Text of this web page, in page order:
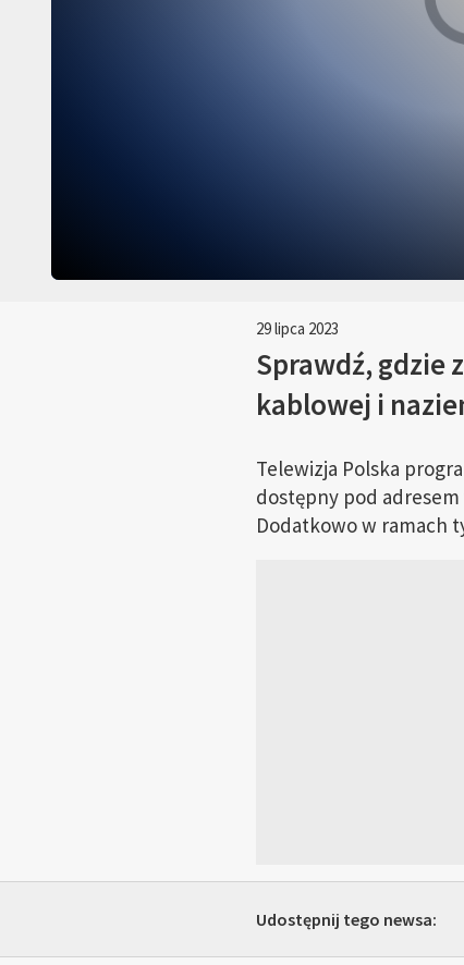
29 lipca 2023
Sprawdź, gdzie
kablowej i
Telewizja Polska
dostępny pod
Dodatkowo w ramach
Udostępnij tego newsa: